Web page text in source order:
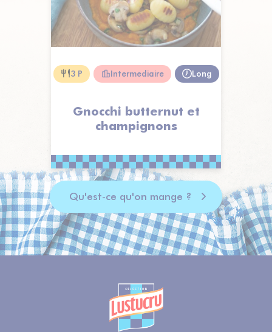
3 P Intermediaire Long
Gnocchi butternut et
champignons
Qu'est-ce qu'on mange ?